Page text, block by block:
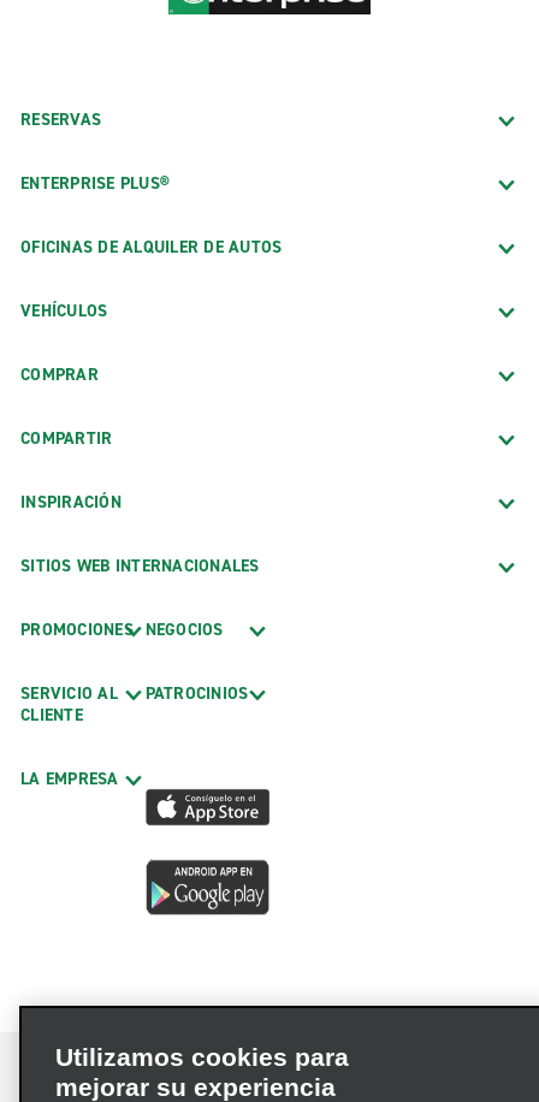
RESERVAS
ENTERPRISE PLUS®
OFICINAS DE ALQUILER DE AUTOS
VEHÍCULOS
COMPRAR
COMPARTIR
INSPIRACIÓN
SITIOS WEB INTERNACIONALES
PROMOCIONES
SERVICIO AL
CLIENTE
LA EMPRESA
NEGOCIOS
PATROCINIOS
Utilizamos cookies para
mejorar su experiencia